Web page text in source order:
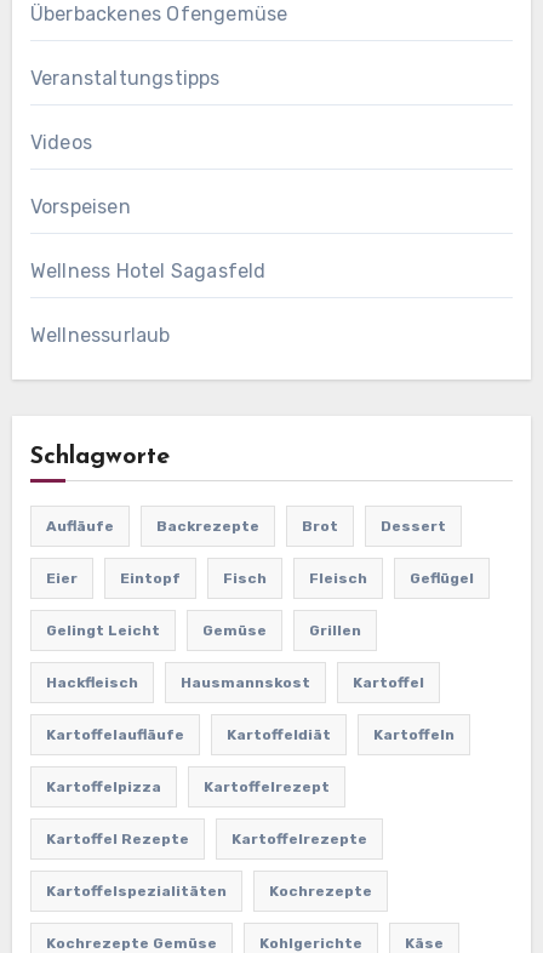
Überbackenes Ofengemüse
Veranstaltungstipps
Videos
Vorspeisen
Wellness Hotel Sagasfeld
Wellnessurlaub
Schlagworte
Aufläufe Backrezepte Brot Dessert
Eier Eintopf Fisch Fleisch Geflügel
Gelingt Leicht Gemüse Grillen
Hackfleisch Hausmannskost Kartoffel
Kartoffelaufläufe Kartoffeldiät Kartoffeln
Kartoffelpizza Kartoffelrezept
Kartoffel Rezepte Kartoffelrezepte
Kartoffelspezialitäten Kochrezepte
Kochrezepte Gemüse Kohlgerichte Käse